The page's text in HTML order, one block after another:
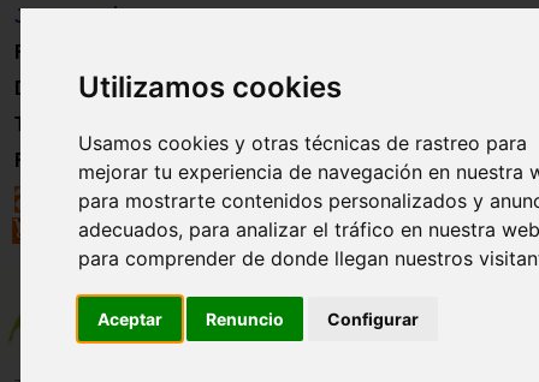
Utilizamos cookies
Usamos cookies y otras técnicas de rastreo para
mejorar tu experiencia de navegación en nuestra
para mostrarte contenidos personalizados y
adecuados, para analizar el tráfico en nuestra
para comprender de donde llegan nuestros
Aceptar Renuncio Configurar
Juguetes
Formación
Directorio
Trabajo
Registro